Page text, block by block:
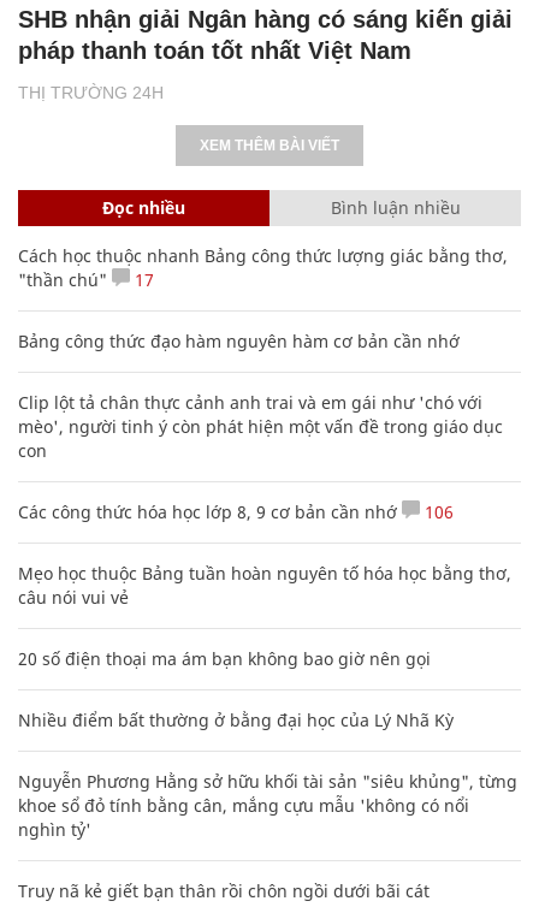
THỊ TRƯỜNG 24H
SHB nhận giải Ngân hàng có sáng kiến giải
pháp thanh toán tốt nhất Việt Nam
XEM THÊM BÀI VIẾT
Đọc nhiều Bình luận nhiều
Cách học thuộc nhanh Bảng công thức lượng giác bằng thơ,
"thần chú"
17
Bảng công thức đạo hàm nguyên hàm cơ bản cần nhớ
Clip lột tả chân thực cảnh anh trai và em gái như 'chó với
mèo', người tinh ý còn phát hiện một vấn đề trong giáo dục
con
Các công thức hóa học lớp 8, 9 cơ bản cần nhớ 106
Mẹo học thuộc Bảng tuần hoàn nguyên tố hóa học bằng thơ,
câu nói vui vẻ
20 số điện thoại ma ám bạn không bao giờ nên gọi
Nhiều điểm bất thường ở bằng đại học của Lý Nhã Kỳ
Nguyễn Phương Hằng sở hữu khối tài sản "siêu khủng", từng
khoe sổ đỏ tính bằng cân, mắng cựu mẫu 'không có nổi
nghìn tỷ'
Truy nã kẻ giết bạn thân rồi chôn ngồi dưới bãi cát